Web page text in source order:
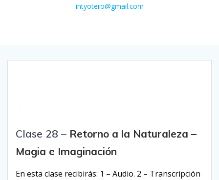
intyotero@gmail.com
Clase 28 – Retorno a la Naturaleza –
Magia e Imaginación
En esta clase recibirás: 1 – Audio. 2 – Transcripción